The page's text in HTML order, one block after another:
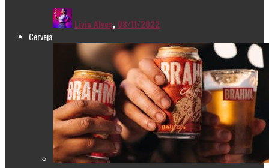
Livia Alves, 08/11/2022
Cerveja